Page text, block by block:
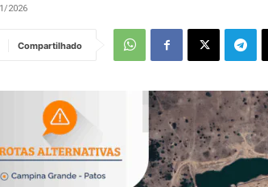
2026
Compartilhado